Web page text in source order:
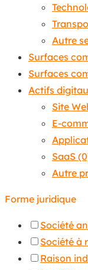
Autre
Surfaces
Surfaces
Actifs
Site
E-
SaaS
Autre
Forme juridique
Société
Société à
Raison